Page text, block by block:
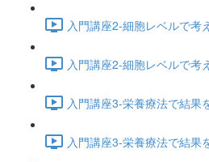
入門講座2-細胞レベルで考
入門講座2-細胞レベルで考
入門講座3-栄養療法で結果
入門講座3-栄養療法で結果